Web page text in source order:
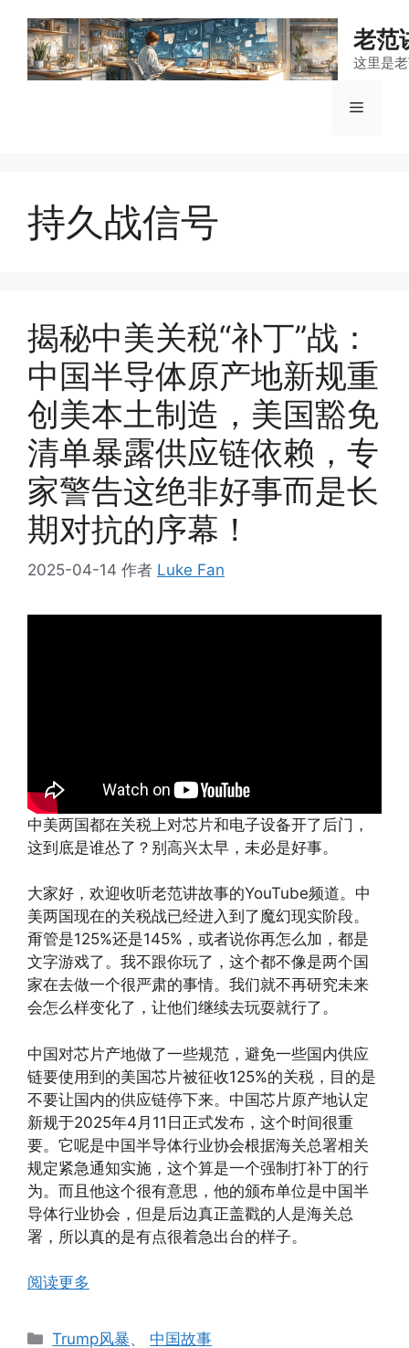
老范
这里是
菜
持久战信号
揭秘中美关税“补丁”战：
中国半导体原产地新规重
创美本土制造，美国豁免
清单暴露供应链依赖，专
家警告这绝非好事而是长
期对抗的序幕！
2025-04-14 作者 Luke Fan
中美两国都在关税上对芯片和电子设备开了后门，
这到底是谁怂了？别高兴太早，未必是好事。
大家好，欢迎收听老范讲故事的YouTube频道。中
美两国现在的关税战已经进入到了魔幻现实阶段。
甭管是125%还是145%，或者说你再怎么加，都是
文字游戏了。我不跟你玩了，这个都不像是两个国
家在去做一个很严肃的事情。我们就不再研究未来
会怎么样变化了，让他们继续去玩耍就行了。
中国对芯片产地做了一些规范，避免一些国内供应
链要使用到的美国芯片被征收125%的关税，目的是
不要让国内的供应链停下来。中国芯片原产地认定
新规于2025年4月11日正式发布，这个时间很重
要。它呢是中国半导体行业协会根据海关总署相关
规定紧急通知实施，这个算是一个强制打补丁的行
为。而且他这个很有意思，他的颁布单位是中国半
导体行业协会，但是后边真正盖戳的人是海关总
署，所以真的是有点很着急出台的样子。
阅读更多
分
Trump风暴、 中国故事